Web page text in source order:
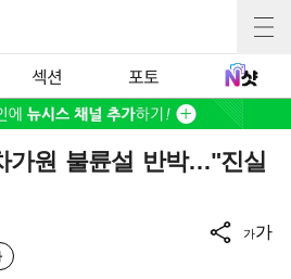
섹션 포토
가원 불륜설 반박…"진실
가가